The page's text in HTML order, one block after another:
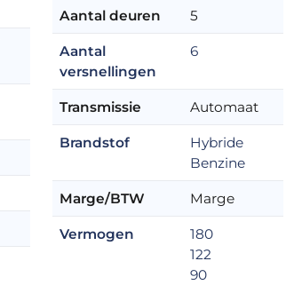
Aantal deuren 5
Aantal
versnellingen
6
Transmissie Automaat
Brandstof
Hybride
Benzine
Marge/BTW Marge
Vermogen
180
122
90